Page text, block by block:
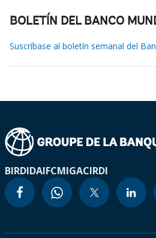
BOLETÍN DEL BANCO
Suscríbase al boletín semanal del
BIRDIDAIFCMIGACIRDI